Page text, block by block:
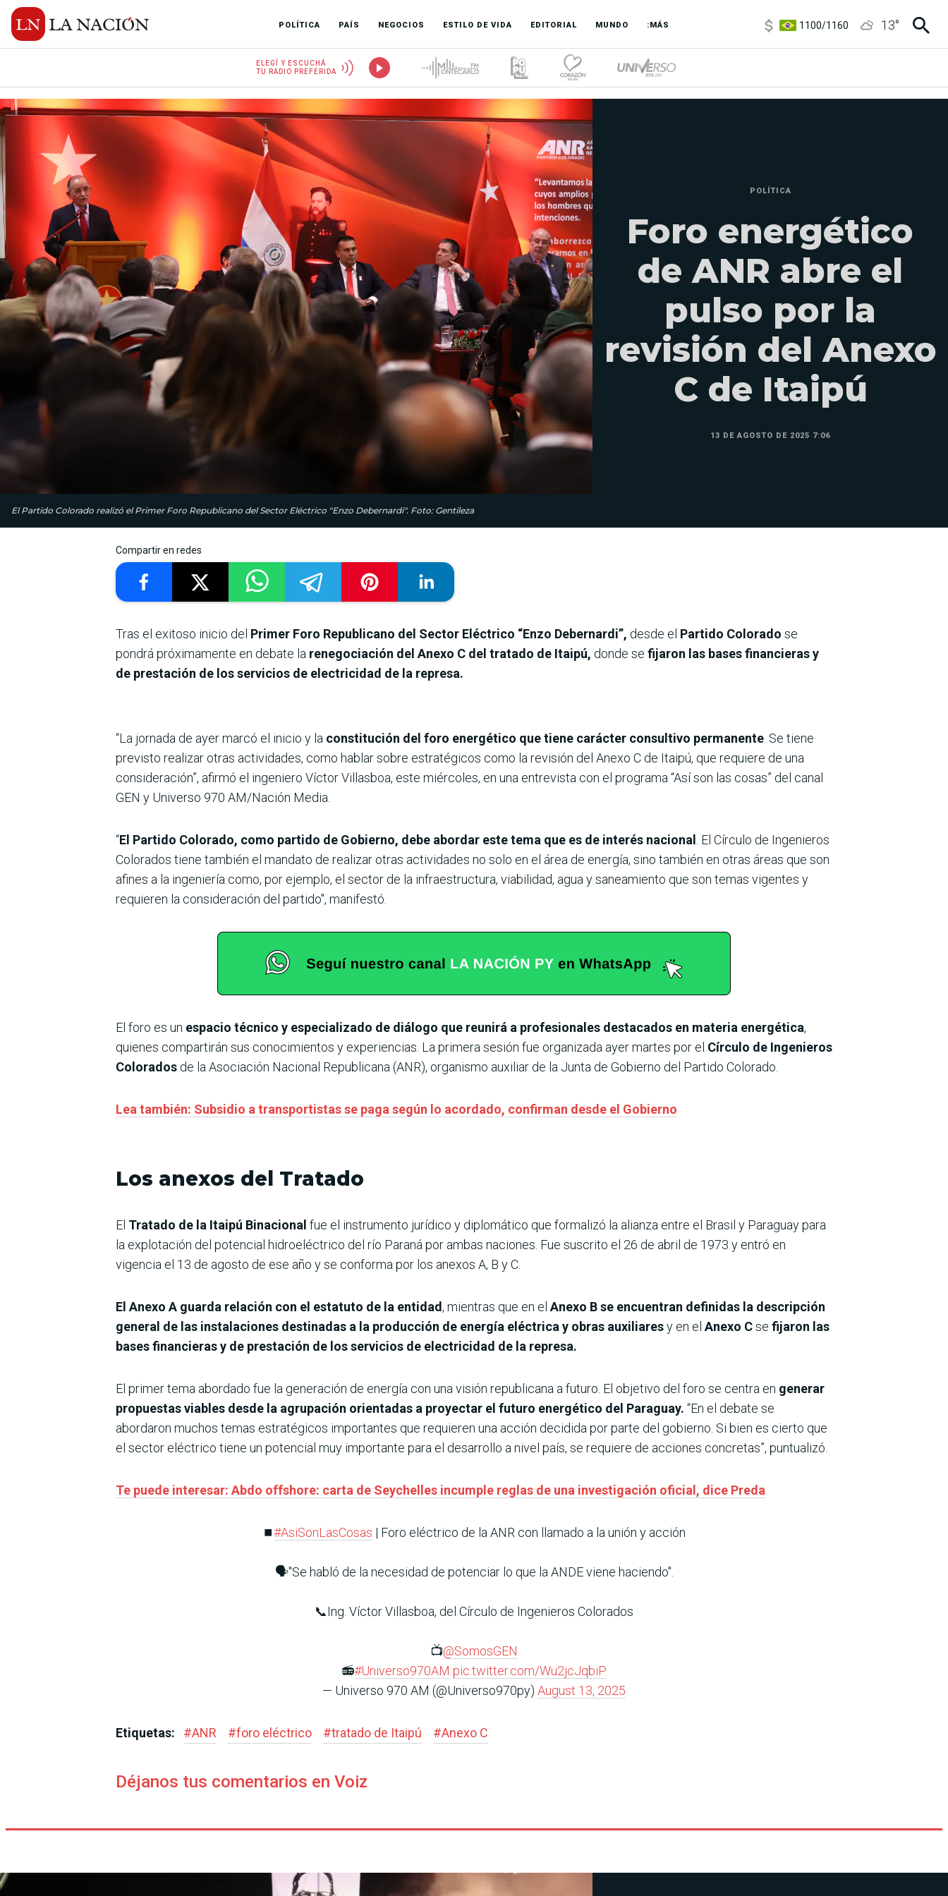
POLÍTICA PAÍS NEGOCIOS ESTILO DE VIDA EDITORIAL MUNDO :MÁS
3,8/4
13°
ELEGÍ Y ESCUCHÁ
TU RADIO PREFERIDA
El Partido Colorado realizó el Primer Foro Republicano del Sector Eléctrico "Enzo Debernardi". Foto: Gentileza
POLÍTICA
Foro energético
de ANR abre el
pulso por la
revisión del Anexo
C de Itaipú
13 DE AGOSTO DE 2025 7:06
Compartir en redes
Tras el exitoso inicio del Primer Foro Republicano del Sector Eléctrico “Enzo Debernardi”, desde el Partido Colorado se
pondrá próximamente en debate la renegociación del Anexo C del tratado de Itaipú, donde se fijaron las bases financieras y
de prestación de los servicios de electricidad de la represa.
“La jornada de ayer marcó el inicio y la constitución del foro energético que tiene carácter consultivo permanente . Se tiene
previsto realizar otras actividades, como hablar sobre estratégicos como la revisión del Anexo C de Itaipú, que requiere de una
consideración”, afirmó el ingeniero Víctor Villasboa, este miércoles, en una entrevista con el programa “Así son las cosas” del canal
GEN y Universo 970 AM/Nación Media.
“El Partido Colorado, como partido de Gobierno, debe abordar este tema que es de interés nacional . El Círculo de Ingenieros
Colorados tiene también el mandato de realizar otras actividades no solo en el área de energía, sino también en otras áreas que son
afines a la ingeniería como, por ejemplo, el sector de la infraestructura, viabilidad, agua y saneamiento que son temas vigentes y
requieren la consideración del partido", manifestó.
El foro es un espacio técnico y especializado de diálogo que reunirá a profesionales destacados en materia energética,
quienes compartirán sus conocimientos y experiencias. La primera sesión fue organizada ayer martes por el Círculo de Ingenieros
Colorados de la Asociación Nacional Repu­blicana (ANR), organismo auxiliar de la Junta de Gobierno del Partido Colorado.
Lea también: Subsidio a transportistas se paga según lo acordado, confirman desde el Gobierno
Los anexos del Tratado
El Tratado de la Itaipú Binacional fue el instrumento jurídico y diplomático que formalizó la alianza entre el Brasil y Paraguay para
la explotación del potencial hidroeléctrico del río Paraná por ambas naciones. Fue suscrito el 26 de abril de 1973 y entró en
vigencia el 13 de agosto de ese año y se conforma por los anexos A, B y C.
El Anexo A guarda relación con el estatuto de la entidad, mientras que en el Anexo Bse encuentran definidas la descripción
general de las instalaciones destinadas a la producción de energía eléctrica y obras auxiliaresy en el Anexo Cse fijaron las
bases financieras y de prestación de los servicios de electricidad de la represa.
El primer tema abordado fue la generación de energía con una visión republicana a futuro. El objetivo del foro se centra en generar
propuestas viables desde la agrupación orientadas a proyectar el futuro energético del Paraguay. “En el debate se
abordaron muchos temas estratégicos importantes que requieren una acción decidida por parte del gobierno. Si bien es cierto que
el sector eléctrico tiene un potencial muy importante para el desarrollo a nivel país, se requiere de acciones concretas”, puntualizó.
Te puede interesar: Abdo offshore: carta de Seychelles incumple reglas de una investigación oficial, dice Preda
⏹️#AsiSonLasCosas | Foro eléctrico de la ANR con llamado a la unión y acción
🗣️"Se habló de la necesidad de potenciar lo que la ANDE viene haciendo".
📞Ing. Víctor Villasboa, del Círculo de Ingenieros Colorados
📺@SomosGEN
📻#Universo970AM pic.twitter.com/Wu2jcJqbiP
— Universo 970 AM (@Universo970py) August 13, 2025
Etiquetas: #ANR #foro eléctrico #tratado de Itaipú #Anexo C
Déjanos tus comentarios en Voiz